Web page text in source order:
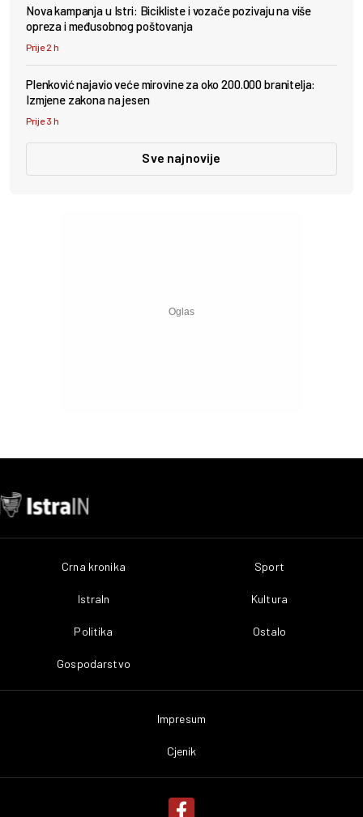
Nova kampanja u Istri: Bicikliste i vozače pozivaju na više
opreza i međusobnog poštovanja
Prije 2 h
Plenković najavio veće mirovine za oko 200.000 branitelja:
Izmjene zakona na jesen
Prije 3 h
Sve najnovije
Crna kronika
IstraIn
Politika
Gospodarstvo
Sport
Kultura
Ostalo
Impresum
Cjenik